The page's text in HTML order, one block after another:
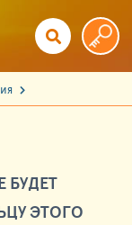
ЭТОГО